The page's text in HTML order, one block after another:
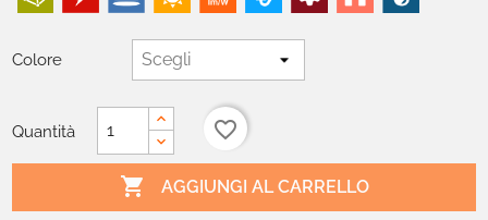
Colore
Quantità
 AGGIUNGI AL CARRELLO
favorite_border